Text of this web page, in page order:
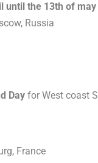
until the 13th of may
Russia
Day for West coast
France